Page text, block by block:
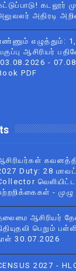
கடலூர்
அதிரடி
எழுத்தும்:
ஆசிரியர்
-
PDF
Duty: 28
வெளியிட்ட
-
ஆசிரியர்
பெறும்
30.07.2026
2027 -